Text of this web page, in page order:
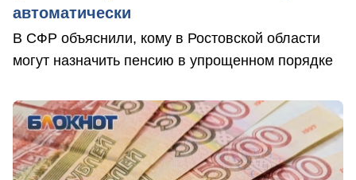
автоматически
В СФР объяснили, кому в Ростовской области
могут назначить пенсию в упрощенном порядке